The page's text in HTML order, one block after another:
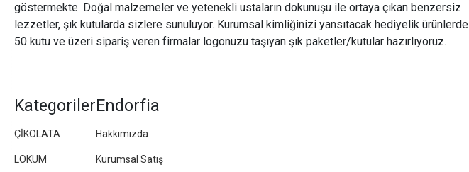
göstermekte. Doğal malzemeler ve yetenekli ustaların dokunuşu ile ortaya çıkan benzersiz
lezzetler, şık kutularda sizlere sunuluyor. Kurumsal kimliğinizi yansıtacak hediyelik ürünlerde
50 kutu ve üzeri sipariş veren firmalar logonuzu taşıyan şık paketler/kutular hazırlıyoruz.
Kategoriler
ÇİKOLATA
LOKUM
Endorfia
Hakkımızda
Kurumsal Satış